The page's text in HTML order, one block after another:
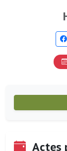
Actes